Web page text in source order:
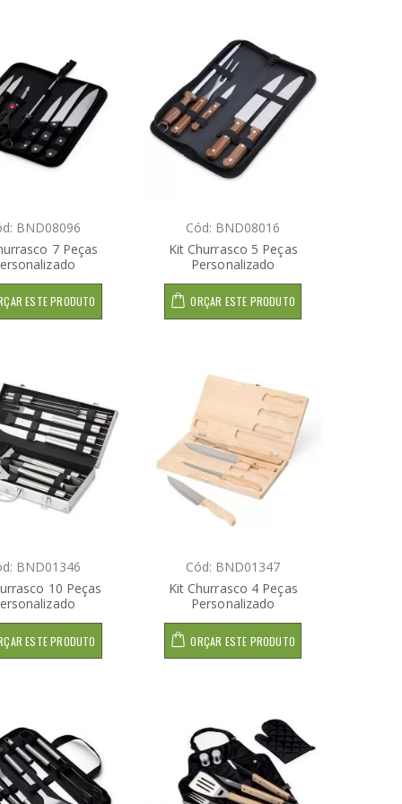
BND08096
7 Peças
ESTE PRODUTO
Cód: BND08016
Kit Churrasco 5 Peças
Personalizado
ORÇAR ESTE PRODUTO
BND01346
10 Peças
ESTE PRODUTO
Cód: BND01347
Kit Churrasco 4 Peças
Personalizado
ORÇAR ESTE PRODUTO